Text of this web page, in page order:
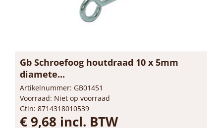
Gb Schroefoog houtdraad 10 x 5mm
diamete...
Artikelnummer: GB01451
Voorraad: Niet op voorraad
Gtin: 8714318010539
€ 9,68 incl. BTW